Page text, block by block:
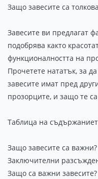
Защо завесите са
Завесите ви предлагат
подобрява както
функционалността на
Прочетете нататък, за
завесите имат пред
прозорците, и защо те
Таблица на
Защо завесите са важни?
Заключителни
Защо са важни завесите?